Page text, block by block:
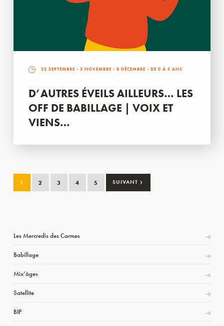
22 SEPTEMBRE - 3 NOVEMBRE - 8 DÉCEMBRE - DE 0 À 3 ANS
D’AUTRES ÉVEILS AILLEURS… LES
OFF DE BABILLAGE | VOIX ET
VIENS…
1 2 3 4 5 SUIVANT ›
Les Mercredis des Carmes
Babillage
Mix’âges
Satellite
BIP